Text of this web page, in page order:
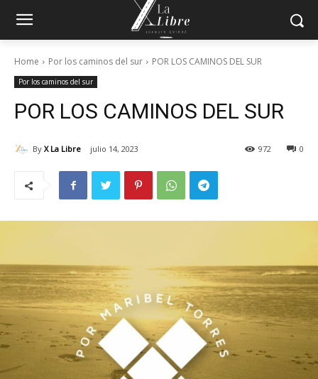
Home Por los caminos del sur POR LOS CAMINOS DEL SUR
Por los caminos del sur
POR LOS CAMINOS DEL SUR
By X La Libre julio 14, 2023 0
972